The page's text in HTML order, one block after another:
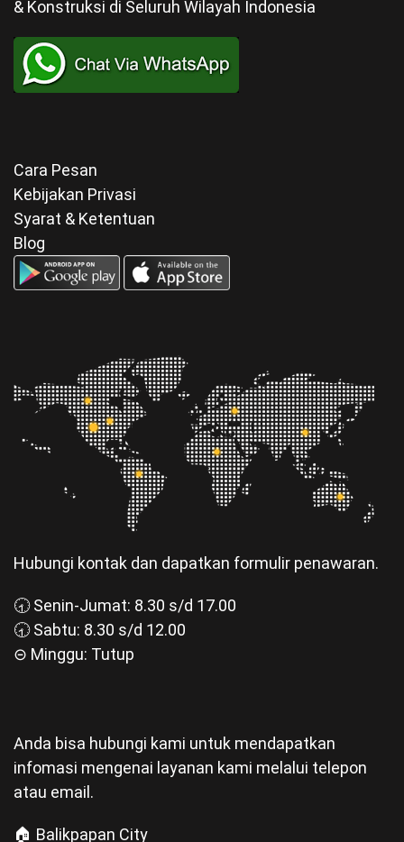
& Konstruksi di Seluruh Wilayah Indonesia
Cara Pesan
Kebijakan Privasi
Syarat & Ketentuan
Blog
Hubungi kontak dan dapatkan formulir penawaran.
🕣 Senin-Jumat: 8.30 s/d 17.00
🕣 Sabtu: 8.30 s/d 12.00
⊝ Minggu: Tutup
Anda bisa hubungi kami untuk mendapatkan
infomasi mengenai layanan kami melalui telepon
atau email.
🏠 Balikpapan City